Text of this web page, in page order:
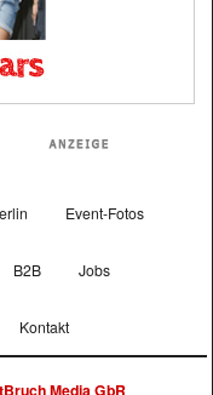
Event-Fotos
B2B Jobs
Kontakt
Media GbR